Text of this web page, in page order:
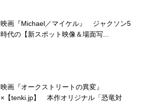
映画『Michael／マイケル』 ジャクソン5
時代の【新スポット映像＆場面写...
映画『オークストリートの異変』
×【tenki.jp】 本作オリジナル「恐竜対